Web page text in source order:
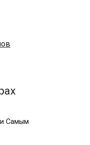
Самым